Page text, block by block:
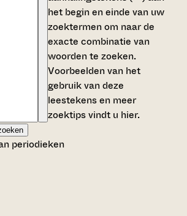
het begin en einde van uw
zoektermen om naar de
exacte combinatie van
woorden te zoeken.
Voorbeelden van het
gebruik van deze
leestekens en meer
zoektips vindt u hier.
periodieken